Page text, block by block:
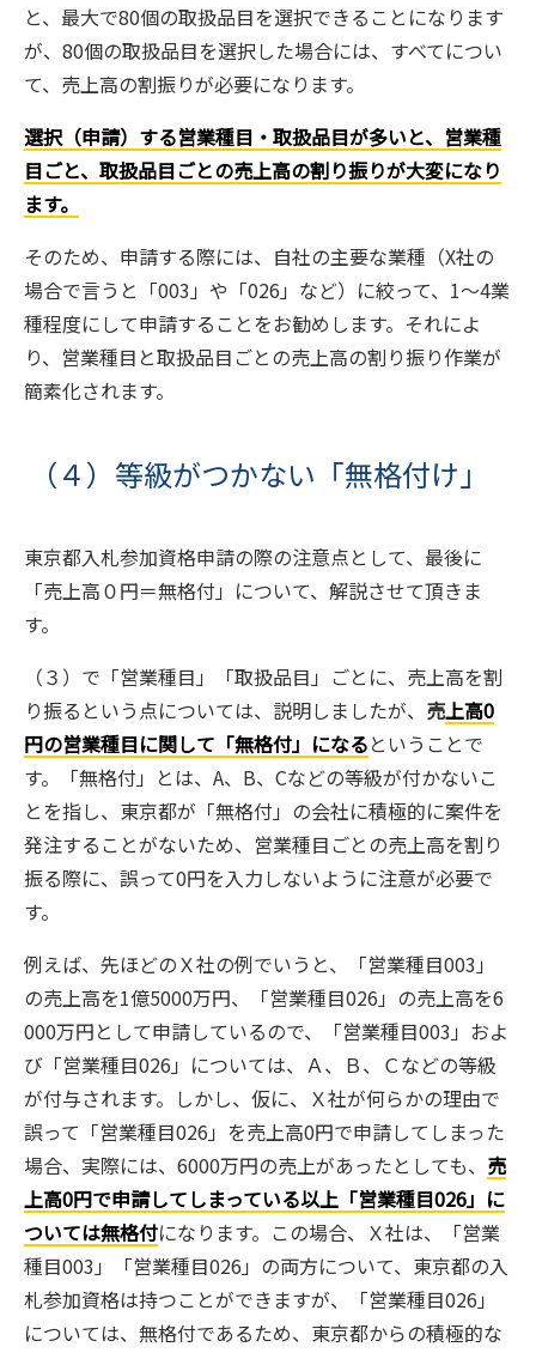
と、最大で80個の取扱品目を選択できることになります
が、80個の取扱品目を選択した場合には、すべてについ
て、売上高の割振りが必要になります。
選択（申請）する営業種目・取扱品目が多いと、営業種
目ごと、取扱品目ごとの売上高の割り振りが大変になり
ます。
そのため、申請する際には、自社の主要な業種（X社の
場合で言うと「003」や「026」など）に絞って、1～4業
種程度にして申請することをお勧めします。それによ
り、営業種目と取扱品目ごとの売上高の割り振り作業が
簡素化されます。
（４）等級がつかない「無格付け」
東京都入札参加資格申請の際の注意点として、最後に
「売上高０円＝無格付」について、解説させて頂きま
す。
（３）で「営業種目」「取扱品目」ごとに、売上高を割
り振るという点については、説明しましたが、 売上高0
円の営業種目に関して「無格付」になるということで
す。「無格付」とは、A、B、Cなどの等級が付かないこ
とを指し、東京都が「無格付」の会社に積極的に案件を
発注することがないため、営業種目ごとの売上高を割り
振る際に、誤って0円を入力しないように注意が必要で
す。
例えば、先ほどのＸ社の例でいうと、「営業種目003」
の売上高を1億5000万円、「営業種目026」の売上高を6
000万円として申請しているので、「営業種目003」およ
び「営業種目026」については、Ａ、Ｂ、Ｃなどの等級
が付与されます。しかし、仮に、Ｘ社が何らかの理由で
誤って「営業種目026」を売上高0円で申請してしまった
場合、実際には、6000万円の売上があったとしても、 売
上高0円で申請してしまっている以上「営業種目026」に
ついては無格付になります。この場合、Ｘ社は、「営業
種目003」「営業種目026」の両方について、東京都の入
札参加資格は持つことができますが、「営業種目026」
については、無格付であるため、東京都からの積極的な